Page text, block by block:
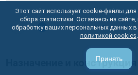
1 2 3 4 5
Назначение и
Этот сайт использует cookie-файлы
сбора статистики. Оставаясь на
обработку ваших персональных данных
политикой cookies.
Принять